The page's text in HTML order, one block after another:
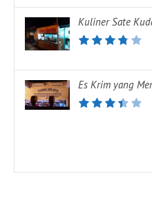
Kuliner Sate
Es Krim yang